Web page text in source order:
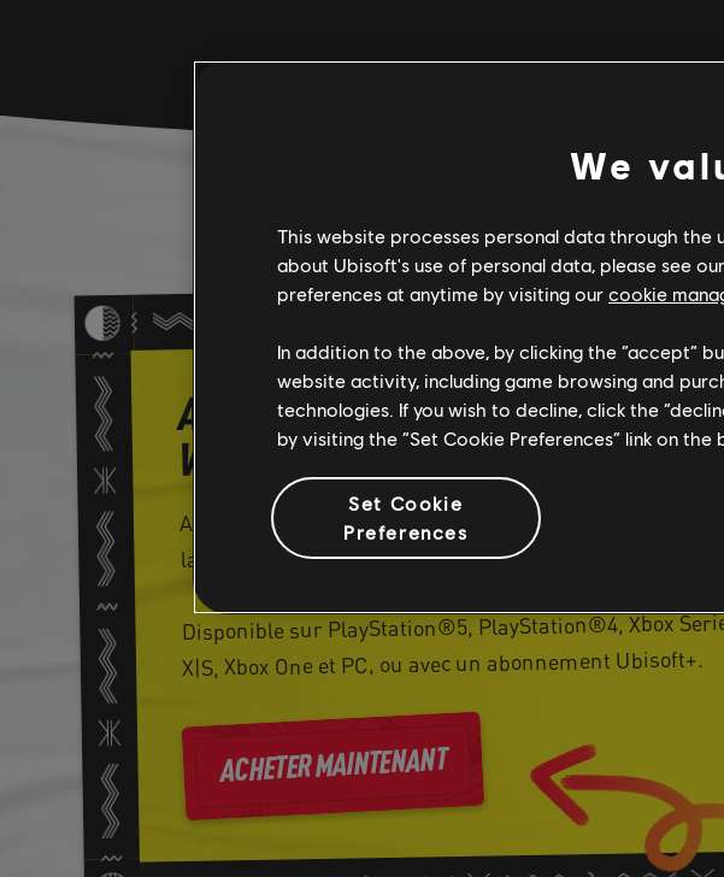
ACHETEZ LE JEU POUR POURSUIVRE
VOTRE AVENTURE
Achetez le jeu pour continuer votre voyage dans le festival
la culture automobile qui dure toute l'année !
Disponible sur PlayStation®5, PlayStation®4, Xbox
X|S, Xbox One et PC, ou avec un abonnement Ubisoft+.
ACHETER MAINTENANT
We
This website processes personal data through the
about Ubisoft's use of personal data, please see our
preferences at anytime by visiting our cookie
In addition to the above, by clicking the “accept”
website activity, including game browsing and
technologies. If you wish to decline, click the
by visiting the “Set Cookie Preferences” link on
Set Cookie
Preferences